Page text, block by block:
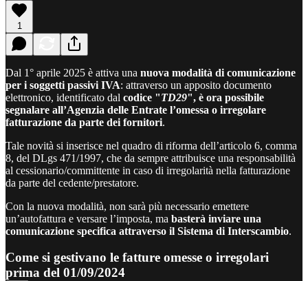
1
Dal 1° aprile 2025 è attiva una nuova modalità di comunicazione
per i soggetti passivi IVA: attraverso un apposito documento
elettronico, identificato dal codice "TD29", è ora possibile
segnalare all’Agenzia delle Entrate l’omessa o irregolare
fatturazione da parte dei fornitori.
Tale novità si inserisce nel quadro di riforma dell’articolo 6, comma
8, del DLgs 471/1997, che da sempre attribuisce una responsabilità
al cessionario/committente in caso di irregolarità nella fatturazione
da parte del cedente/prestatore.
Con la nuova modalità, non sarà più necessario emettere
un’autofattura e versare l’imposta, ma basterà inviare una
comunicazione specifica attraverso il Sistema di Interscambio.
Come si gestivano le fatture omesse o irregolari
prima del 01/09/2024